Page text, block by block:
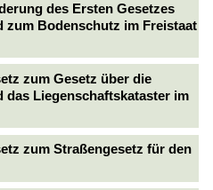
des Ersten Gesetzes
Bodenschutz im Freistaat
zum Gesetz über die
das Liegenschaftskataster im
zum Straßengesetz für den